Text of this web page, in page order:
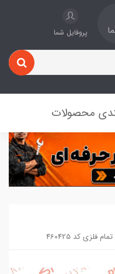
پروفایل شما
محصولات
کد 460425